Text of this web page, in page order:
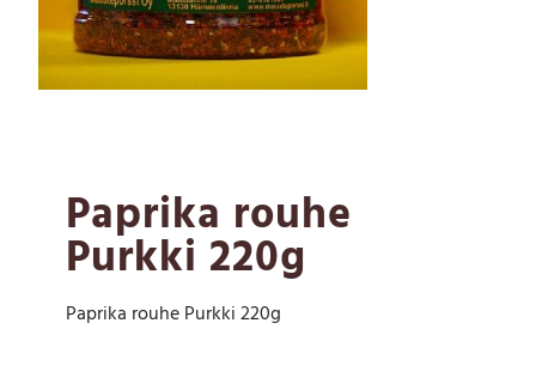
Paprika rouhe
Purkki 220g
Paprika rouhe Purkki 220g